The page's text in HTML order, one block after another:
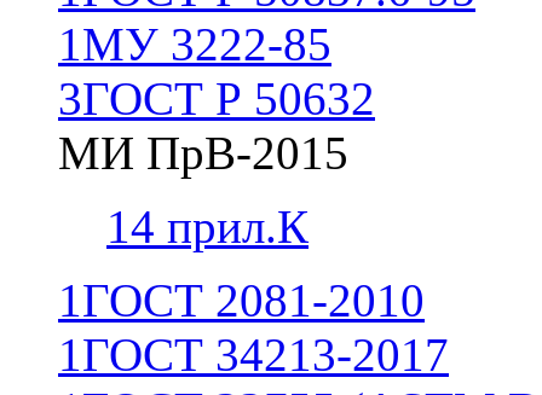
1МУ 3222-85
3ГОСТ Р 50632
МИ ПрВ-2015
14 прил.К
1ГОСТ 2081-2010
1ГОСТ 34213-2017